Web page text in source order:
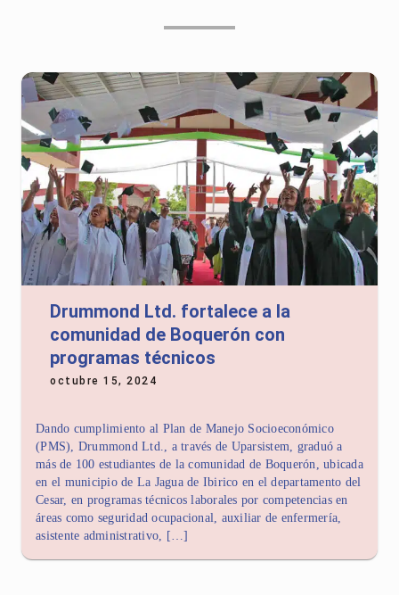
Drummond Ltd. fortalece a la
comunidad de Boquerón con
programas técnicos
octubre 15, 2024
Dando cumplimiento al Plan de Manejo Socioeconómico
(PMS), Drummond Ltd., a través de Uparsistem, graduó a
más de 100 estudiantes de la comunidad de Boquerón, ubicada
en el municipio de La Jagua de Ibirico en el departamento del
Cesar, en programas técnicos laborales por competencias en
áreas como seguridad ocupacional, auxiliar de enfermería,
asistente administrativo, […]